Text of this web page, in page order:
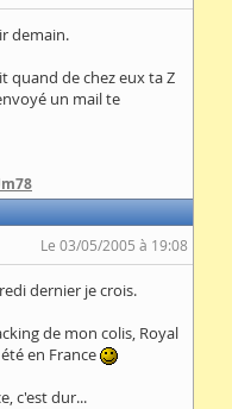
demain.
quand de chez eux ta Z
un mail te
Le 03/05/2005 à 19:08
dernier je crois.
de mon colis, Royal
en France
c'est dur...